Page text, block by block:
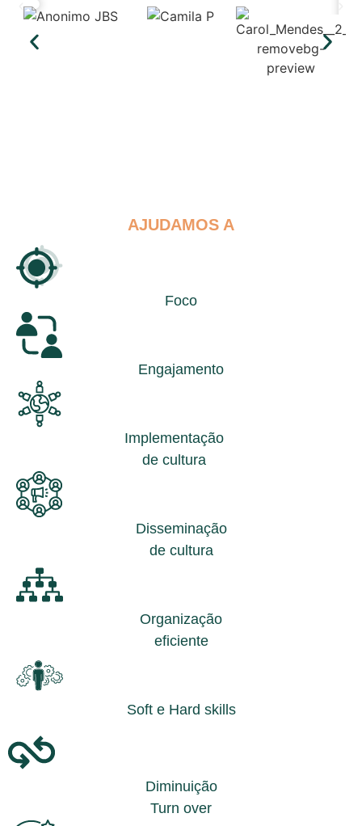
AJUDAMOS A
Foco
Engajamento
Implementação
de cultura
Disseminação
de cultura
Organização
eficiente
Soft e Hard skills
Diminuição
Turn over